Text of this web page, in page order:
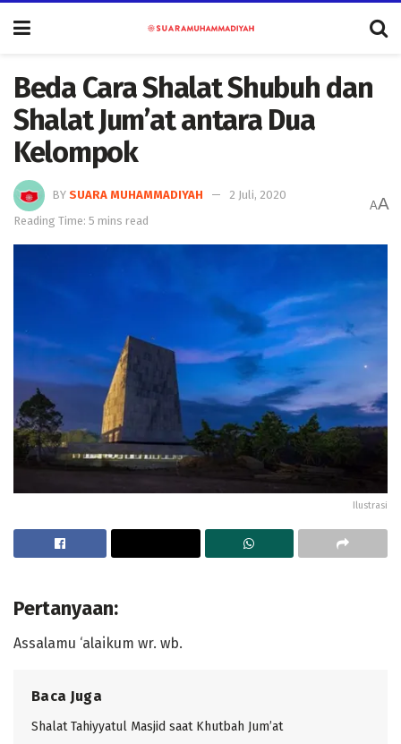
Beda Cara Shalat Shubuh dan
Shalat Jum’at antara Dua
Kelompok
BY SUARA MUHAMMADIYAH
2 Juli, 2020
Reading Time: 5 mins read
AA
Ilustrasi
Pertanyaan:
Assalamu ‘alaikum wr. wb.
Baca Juga
Shalat Tahiyyatul Masjid saat Khutbah Jum’at